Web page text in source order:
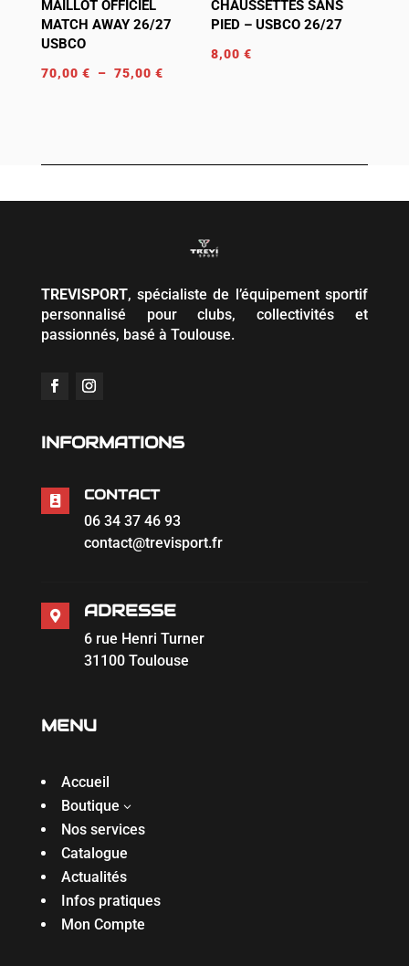
MAILLOT OFFICIEL
MATCH AWAY 26/27
USBCO
70,00 € – 75,00 €Plage
à
CHAUSSETTES SANS
PIED – USBCO 26/27
8,00€
TREVISPORT, spécialiste de l’équipement sportif
personnalisé pour clubs, collectivités et
passionnés, basé à Toulouse.
INFORMATIONS

CONTACT
06 34 37 46 93
contact@trevisport.fr
 ADRESSE
6 rue Henri Turner
31100 Toulouse
MENU
Accueil
Boutique 3
Nos services
Catalogue
Actualités
Infos pratiques
Mon Compte